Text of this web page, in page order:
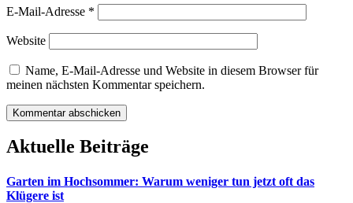
E-Mail-Adresse *
Website
Name, E-Mail-Adresse und Website in diesem Browser für
meinen nächsten Kommentar speichern.
Aktuelle Beiträge
Garten im Hochsommer: Warum weniger tun jetzt oft das
Klügere ist